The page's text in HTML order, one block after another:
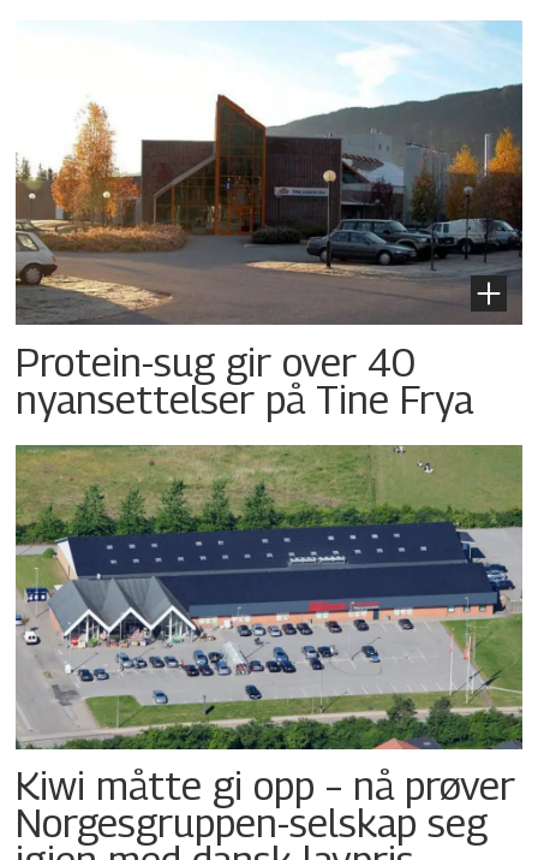
Protein-sug gir over 40
nyansettelser på Tine Frya
Kiwi måtte gi opp – nå prøver
Norgesgruppen-selskap seg